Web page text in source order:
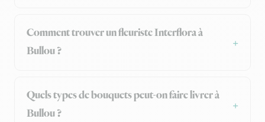
Comment trouver un fleuriste Interflora à
Bullou ?
Quels types de bouquets peut-on faire livrer à
Bullou ?